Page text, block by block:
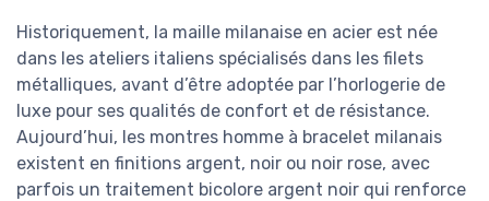
Historiquement, la maille milanaise en acier est née
dans les ateliers italiens spécialisés dans les filets
métalliques, avant d’être adoptée par l’horlogerie de
luxe pour ses qualités de confort et de résistance.
Aujourd’hui, les montres homme à bracelet milanais
existent en finitions argent, noir ou noir rose, avec
parfois un traitement bicolore argent noir qui renforce